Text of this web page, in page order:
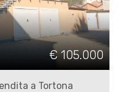
€ 105.000
a Tortona